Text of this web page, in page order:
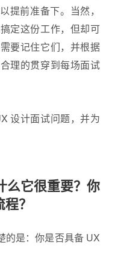
提前准备下。当然，
定这份工作，但却可
要记住它们，并根据
理的贯穿到每场面试
设计面试问题，并为
么它很重要？你
？
的是：你是否具备 UX